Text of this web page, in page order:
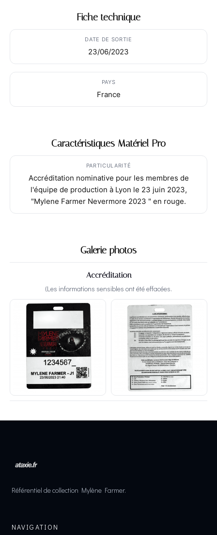
Fiche technique
DATE DE SORTIE
23/06/2023
PAYS
France
Caractéristiques Matériel Pro
PARTICULARITÉ
Accréditation nominative pour les membres de
l'équipe de production à Lyon le 23 juin 2023,
"Mylene Farmer Nevermore 2023 " en rouge.
Galerie photos
Accréditation
(Les informations sensibles ont été effacées.
Référentiel de collection Mylène Farmer.
NAVIGATION